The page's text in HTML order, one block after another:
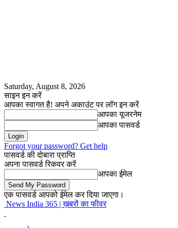
Saturday, August 8, 2026
साइन इन करें
आपका स्वागत है! अपने अकाउंट पर लॉग इन करें
आपका यूजरनेम
आपका पासवर्ड
Forgot your password? Get help
पासवर्ड की दोबारा प्राप्ति
अपना पासवर्ड रिकवर करें
आपका ईमेल
एक पासवर्ड आपको ईमेल कर दिया जाएगा।
News India 365 | ख़बरों का फीवर